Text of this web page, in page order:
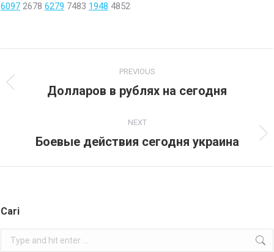
6097 2678 6279 7483 1948 4852
navigation
PREVIOUS
Previous
Долларов в рублях на сегодня
NEXT
Next
Боевые действия сегодня украина
Cari
Search: